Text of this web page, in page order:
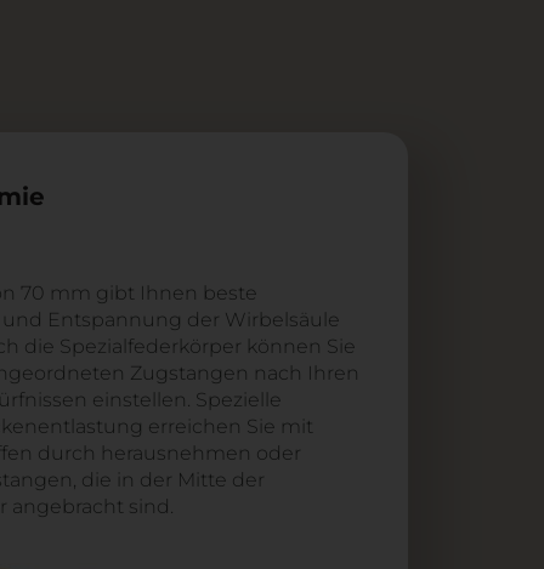
70 mm gibt Ihnen beste
Entspannung der Wirbelsäule
die Spezialfederkörper können Sie
Zugstangen nach Ihren
einstellen. Spezielle
erreichen Sie mit
durch herausnehmen oder
die in der Mitte der
angebracht sind.